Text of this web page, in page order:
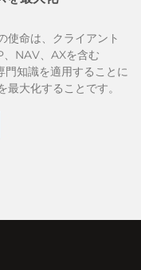
使命は、クライアント
NAV、AXを含む
知識を適用することに
大化することです。